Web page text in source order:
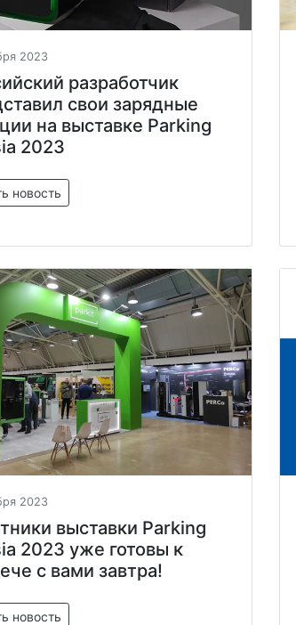
2023
разработчик
свои зарядные
на выставке Parking
2023
новость
2023
выставки Parking
2023 уже готовы к
с вами завтра!
новость